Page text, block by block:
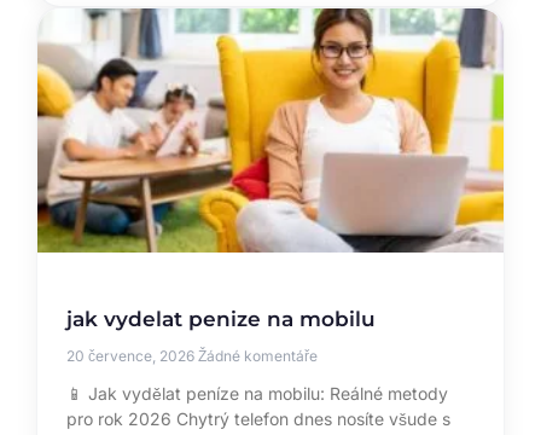
jak vydelat penize na mobilu
20 července, 2026 Žádné komentáře
📱 Jak vydělat peníze na mobilu: Reálné metody
pro rok 2026 Chytrý telefon dnes nosíte všude s